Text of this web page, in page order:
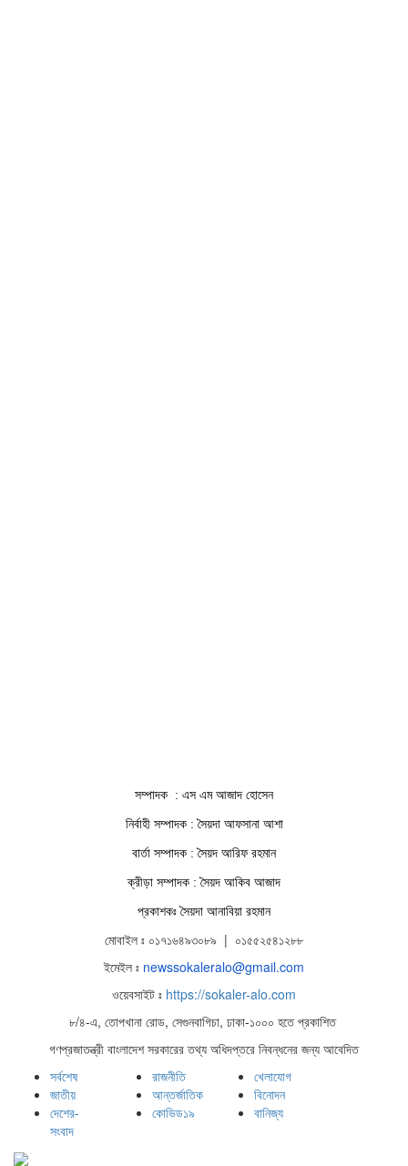
সম্পাদক : এস এম আজাদ হোসেন
নির্বাহী সম্পাদক : সৈয়দা আফসানা আশা
বার্তা সম্পাদক : সৈয়দ আরিফ রহমান
ক্রীড়া সম্পাদক : সৈয়দ আকিব আজাদ
প্রকাশকঃ সৈয়দা আনাবিয়া রহমান
মোবাইল ঃ ০১৭১৬৪৯৩০৮৯ | ০১৫৫২৫৪১২৮৮
ইমেইল ঃ newssokaleralo@gmail.com
ওয়েবসাইট ঃ https://sokaler-alo.com
৮/৪-এ, তোপখানা রোড, সেগুনবাগিচা, ঢাকা-১০০০ হতে প্রকাশিত
গণপ্রজাতন্ত্রী বাংলাদেশ সরকারের তথ্য অধিদপ্তরে নিবন্ধনের জন্য আবেদিত
সর্বশেষ
জাতীয়
দেশের-
সংবাদ
রাজনীতি
আন্তর্জাতিক
কোভিড১৯
খেলাযোগ
বিনোদন
বানিজ্য